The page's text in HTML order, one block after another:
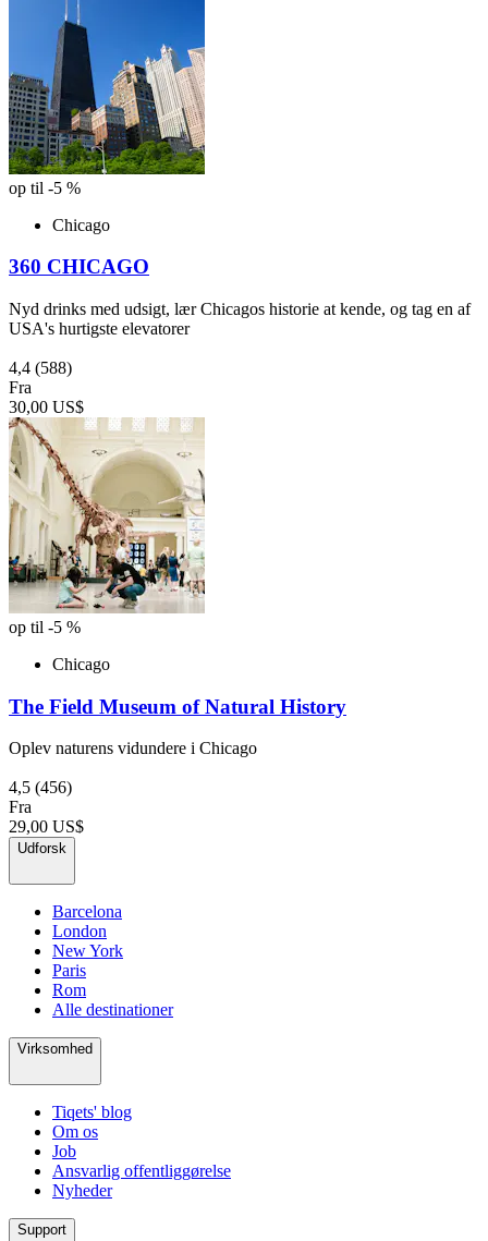
op til -5 %
Chicago
360 CHICAGO
Nyd drinks med udsigt, lær Chicagos historie at kende, og tag en af
USA's hurtigste elevatorer
4,4 (588)
Fra
30,00 US$
op til -5 %
Chicago
The Field Museum of Natural History
Oplev naturens vidundere i Chicago
4,5 (456)
Fra
29,00 US$
Udforsk
Barcelona
London
New York
Paris
Rom
Alle destinationer
Virksomhed
Tiqets' blog
Om os
Job
Ansvarlig offentliggørelse
Nyheder
Support